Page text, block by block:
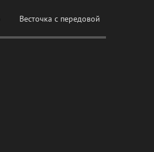
Весточка с передовой